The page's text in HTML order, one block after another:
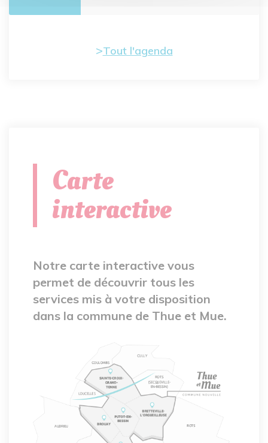
Tout l'agenda
Carte
interactive
Notre carte interactive vous
permet de découvrir tous les
services mis à votre disposition
dans la commune de Thue et Mue.